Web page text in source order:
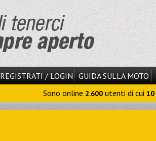
REGISTRATI / LOGIN GUIDA SULLA MOTO
Sono online 2.600 utenti di cui 10